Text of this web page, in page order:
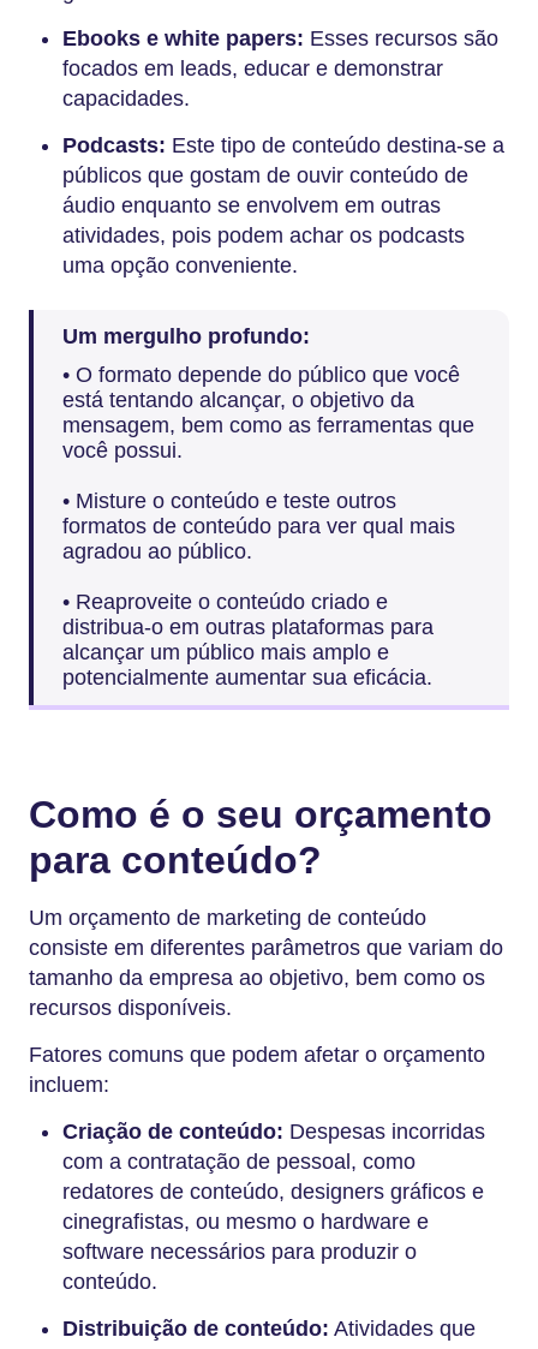
Ebooks e white papers: Esses recursos são
focados em leads, educar e demonstrar
capacidades.
Podcasts: Este tipo de conteúdo destina-se a
públicos que gostam de ouvir conteúdo de
áudio enquanto se envolvem em outras
atividades, pois podem achar os podcasts
uma opção conveniente.
Um mergulho profundo:
• O formato depende do público que você
está tentando alcançar, o objetivo da
mensagem, bem como as ferramentas que
você possui.
• Misture o conteúdo e teste outros
formatos de conteúdo para ver qual mais
agradou ao público.
• Reaproveite o conteúdo criado e
distribua-o em outras plataformas para
alcançar um público mais amplo e
potencialmente aumentar sua eficácia.
Como é o seu orçamento
para conteúdo?
Um orçamento de marketing de conteúdo
consiste em diferentes parâmetros que variam do
tamanho da empresa ao objetivo, bem como os
recursos disponíveis.
Fatores comuns que podem afetar o orçamento
incluem:
Criação de conteúdo: Despesas incorridas
com a contratação de pessoal, como
redatores de conteúdo, designers gráficos e
cinegrafistas, ou mesmo o hardware e
software necessários para produzir o
conteúdo.
Distribuição de conteúdo: Atividades que